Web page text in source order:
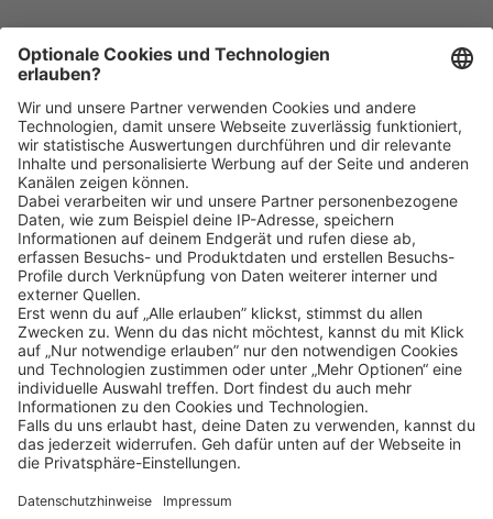
diese ausschließlich digital ein. Im Anschluss an deine
Bewerbung kommen wir zeitnah per E-Mail oder
telefonisch auf dich zu.
Klickehier, um alle offenen Jobs zu sehen.
Impressum Datenschutz
Privatsphäre-Einstellungen
FAQ
Veranstaltungen
Sitemap